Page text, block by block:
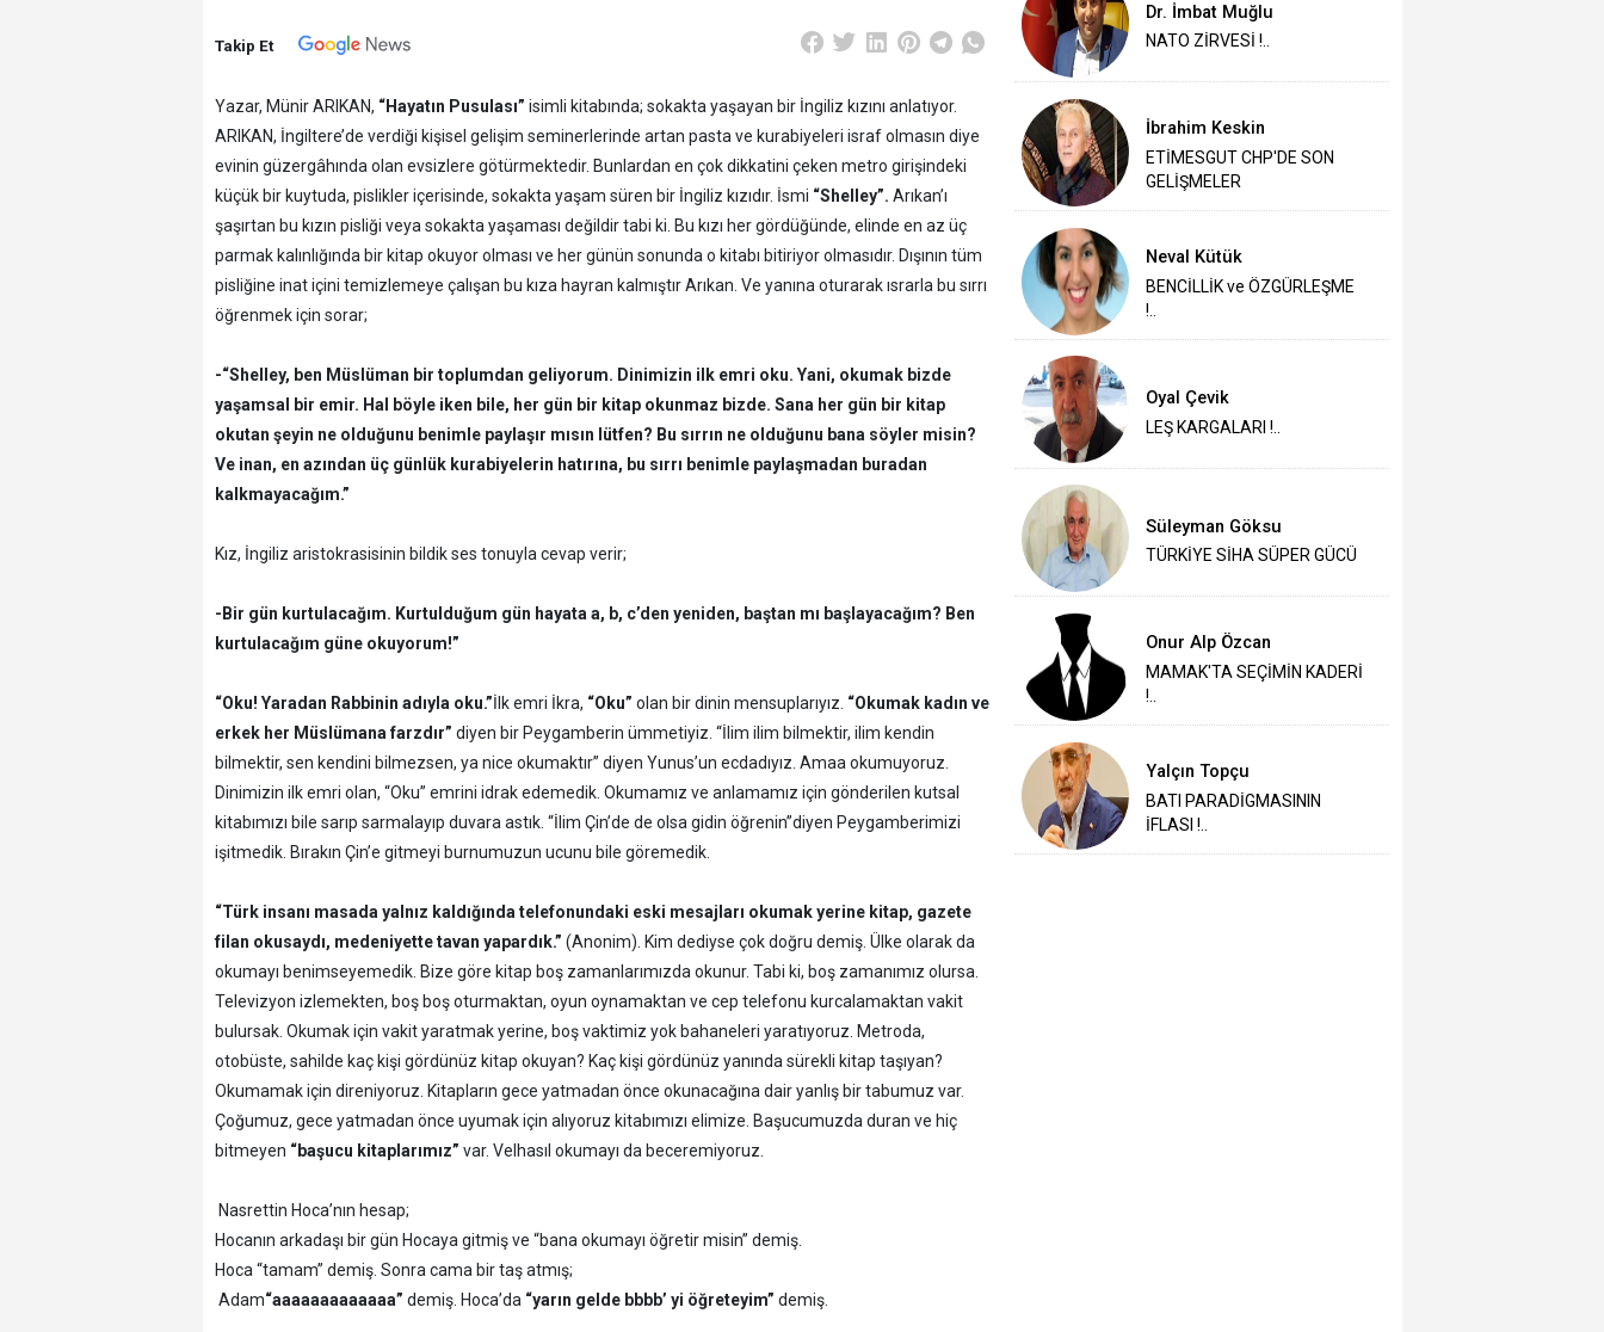
Takip Et
Yazar, Münir ARIKAN, “Hayatın Pusulası” isimli kitabında; sokakta yaşayan bir İngiliz kızını anlatıyor.
ARIKAN, İngiltere’de verdiği kişisel gelişim seminerlerinde artan pasta ve kurabiyeleri israf olmasın diye
evinin güzergâhında olan evsizlere götürmektedir. Bunlardan en çok dikkatini çeken metro girişindeki
küçük bir kuytuda, pislikler içerisinde, sokakta yaşam süren bir İngiliz kızıdır. İsmi “Shelley”. Arıkan’ı
şaşırtan bu kızın pisliği veya sokakta yaşaması değildir tabi ki. Bu kızı her gördüğünde, elinde en az üç
parmak kalınlığında bir kitap okuyor olması ve her günün sonunda o kitabı bitiriyor olmasıdır. Dışının tüm
pisliğine inat içini temizlemeye çalışan bu kıza hayran kalmıştır Arıkan. Ve yanına oturarak ısrarla bu sırrı
öğrenmek için sorar;
-“Shelley, ben Müslüman bir toplumdan geliyorum. Dinimizin ilk emri oku. Yani, okumak bizde
yaşamsal bir emir. Hal böyle iken bile, her gün bir kitap okunmaz bizde. Sana her gün bir kitap
okutan şeyin ne olduğunu benimle paylaşır mısın lütfen? Bu sırrın ne olduğunu bana söyler misin?
Ve inan, en azından üç günlük kurabiyelerin hatırına, bu sırrı benimle paylaşmadan buradan
kalkmayacağım.”
Kız, İngiliz aristokrasisinin bildik ses tonuyla cevap verir;
-Bir gün kurtulacağım. Kurtulduğum gün hayata a, b, c’den yeniden, baştan mı başlayacağım? Ben
kurtulacağım güne okuyorum!”
“Oku! Yaradan Rabbinin adıyla oku.”İlk emri İkra, “Oku” olan bir dinin mensuplarıyız. “Okumak kadın ve
erkek her Müslümana farzdır” diyen bir Peygamberin ümmetiyiz. “İlim ilim bilmektir, ilim kendin
bilmektir, sen kendini bilmezsen, ya nice okumaktır” diyen Yunus’un ecdadıyız. Amaa okumuyoruz.
Dinimizin ilk emri olan, “Oku” emrini idrak edemedik. Okumamız ve anlamamız için gönderilen kutsal
kitabımızı bile sarıp sarmalayıp duvara astık. “İlim Çin’de de olsa gidin öğrenin”diyen Peygamberimizi
işitmedik. Bırakın Çin’e gitmeyi burnumuzun ucunu bile göremedik.
“Türk insanı masada yalnız kaldığında telefonundaki eski mesajları okumak yerine kitap, gazete
filan okusaydı, medeniyette tavan yapardık.” (Anonim). Kim dediyse çok doğru demiş. Ülke olarak da
okumayı benimseyemedik. Bize göre kitap boş zamanlarımızda okunur. Tabi ki, boş zamanımız olursa.
Televizyon izlemekten, boş boş oturmaktan, oyun oynamaktan ve cep telefonu kurcalamaktan vakit
bulursak. Okumak için vakit yaratmak yerine, boş vaktimiz yok bahaneleri yaratıyoruz. Metroda,
otobüste, sahilde kaç kişi gördünüz kitap okuyan? Kaç kişi gördünüz yanında sürekli kitap taşıyan?
Okumamak için direniyoruz. Kitapların gece yatmadan önce okunacağına dair yanlış bir tabumuz var.
Çoğumuz, gece yatmadan önce uyumak için alıyoruz kitabımızı elimize. Başucumuzda duran ve hiç
bitmeyen “başucu kitaplarımız” var. Velhasıl okumayı da beceremiyoruz.
Nasrettin Hoca’nın hesap;
Hocanın arkadaşı bir gün Hocaya gitmiş ve “bana okumayı öğretir misin” demiş.
Hoca “tamam” demiş. Sonra cama bir taş atmış;
Adam“aaaaaaaaaaaaa” demiş. Hoca’da “yarın gelde bbbb’ yi öğreteyim” demiş.
Dr. İmbat Muğlu
NATO ZİRVESİ !..
İbrahim Keskin
ETİMESGUT CHP'DE SON
GELİŞMELER
Neval Kütük
BENCİLLİK ve ÖZGÜRLEŞME
!..
Oyal Çevik
LEŞ KARGALARI !..
Süleyman Göksu
TÜRKİYE SİHA SÜPER GÜCÜ
Onur Alp Özcan
MAMAK'TA SEÇİMİN KADERİ
!..
Yalçın Topçu
BATI PARADİGMASININ
İFLASI !..